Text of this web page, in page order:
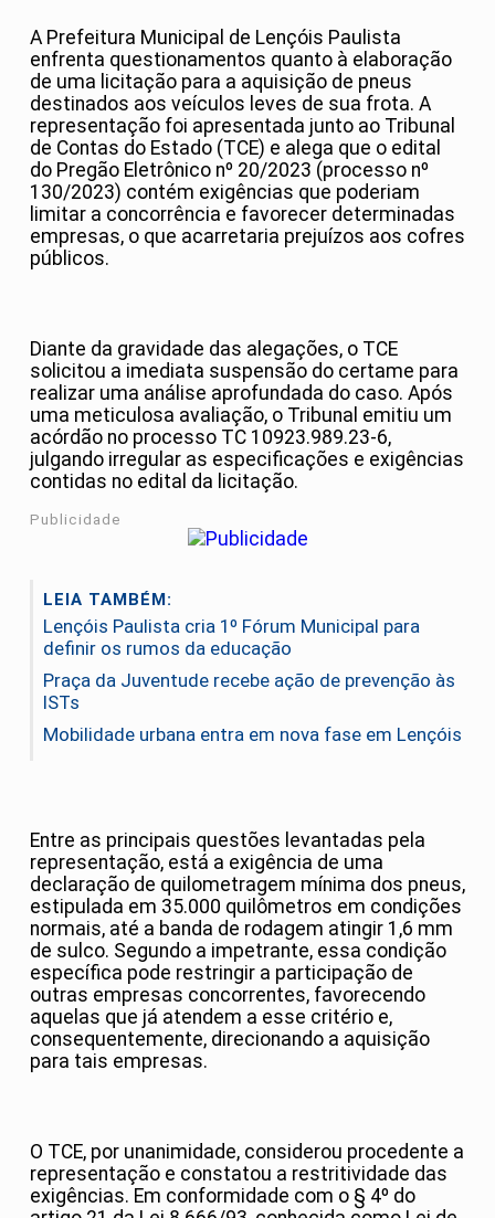
A Prefeitura Municipal de Lençóis Paulista
enfrenta questionamentos quanto à elaboração
de uma licitação para a aquisição de pneus
destinados aos veículos leves de sua frota. A
representação foi apresentada junto ao Tribunal
de Contas do Estado (TCE) e alega que o edital
do Pregão Eletrônico nº 20/2023 (processo nº
130/2023) contém exigências que poderiam
limitar a concorrência e favorecer determinadas
empresas, o que acarretaria prejuízos aos cofres
públicos.
Diante da gravidade das alegações, o TCE
solicitou a imediata suspensão do certame para
realizar uma análise aprofundada do caso. Após
uma meticulosa avaliação, o Tribunal emitiu um
acórdão no processo TC 10923.989.23-6,
julgando irregular as especificações e exigências
contidas no edital da licitação.
Publicidade
LEIA TAMBÉM:
Lençóis Paulista cria 1º Fórum Municipal para
definir os rumos da educação
Praça da Juventude recebe ação de prevenção às
ISTs
Mobilidade urbana entra em nova fase em Lençóis
Entre as principais questões levantadas pela
representação, está a exigência de uma
declaração de quilometragem mínima dos pneus,
estipulada em 35.000 quilômetros em condições
normais, até a banda de rodagem atingir 1,6 mm
de sulco. Segundo a impetrante, essa condição
específica pode restringir a participação de
outras empresas concorrentes, favorecendo
aquelas que já atendem a esse critério e,
consequentemente, direcionando a aquisição
para tais empresas.
O TCE, por unanimidade, considerou procedente a
representação e constatou a restritividade das
exigências. Em conformidade com o § 4º do